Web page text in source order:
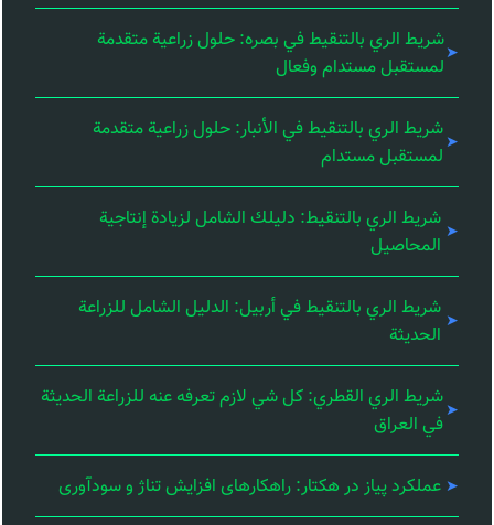
شريط الري بالتنقيط في بصره: حلول زراعية متقدمة
لمستقبل مستدام وفعال
شريط الري بالتنقيط في الأنبار: حلول زراعية متقدمة
لمستقبل مستدام
شريط الري بالتنقيط: دليلك الشامل لزيادة إنتاجية
المحاصيل
شريط الري بالتنقيط في أربيل: الدليل الشامل للزراعة
الحديثة
شريط الري القطري: كل شي لازم تعرفه عنه للزراعة الحديثة
في العراق
عملکرد پیاز در هکتار: راهکارهای افزایش تناژ و سودآوری